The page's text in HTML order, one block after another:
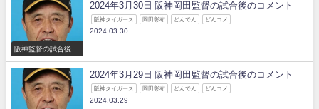
阪神監督の試合後の
コメント
2024年3月30日 阪神岡田監督の試合後のコメント
阪神タイガース 岡田彰布 どんでん どんコメ
2024.03.30
2024年3月29日 阪神岡田監督の試合後のコメント
阪神タイガース 岡田彰布 どんでん どんコメ
2024.03.29